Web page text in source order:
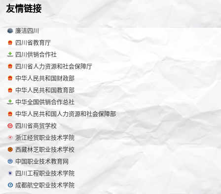
友情链接
廉洁四川
四川省教育厅
四川供销合作社
四川省人力资源和社会保障厅
中华人民共和国财政部
中华人民共和国教育部
中华全国供销合作总社
中华人民共和国人力资源和社会保障部
四川省商贸学校
浙江经贸职业技术学院
西藏林芝职业技术学校
中国职业技术教育网
四川工程职业技术学院
成都航空职业技术学院